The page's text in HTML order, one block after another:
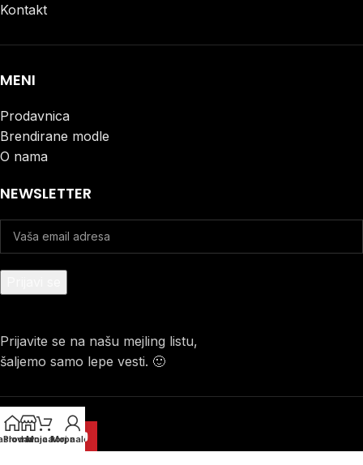
Kontakt
MENI
Prodavnica
Brendirane modle
O nama
NEWSLETTER
Prijavite se na našu mejling listu,
šaljemo samo lepe vesti. 🙂
Prodavnica
Moja korpa
Moj nalog